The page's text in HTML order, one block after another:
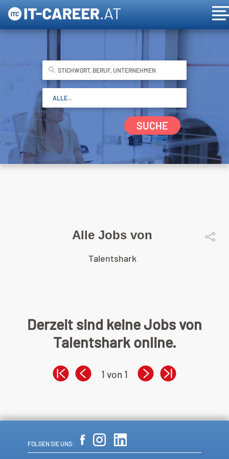
SUCHE
Alle Jobs von
Talentshark
Derzeit sind keine Jobs von
Talentshark online.
1 von 1
FOLGEN SIE UNS: